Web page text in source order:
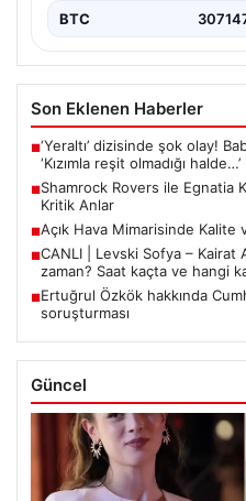
BTC
Son Eklenen Haberler
■‘Yeraltı’ dizisinde şok olay!
‘Kızımla reşit olmadığı halde…’
■Shamrock Rovers ile Egnatia
Kritik Anlar
■Açık Hava Mimarisinde Kalite
■CANLI | Levski Sofya – Kairat
zaman? Saat kaçta ve hangi
■Ertuğrul Özkök hakkında
soruşturması
Güncel